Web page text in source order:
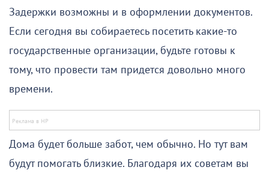
Задержки возможны и в оформлении документов.
Если сегодня вы собираетесь посетить какие-то
государственные организации, будьте готовы к
тому, что провести там придется довольно много
времени.
Дома будет больше забот, чем обычно. Но тут вам
будут помогать близкие. Благодаря их советам вы